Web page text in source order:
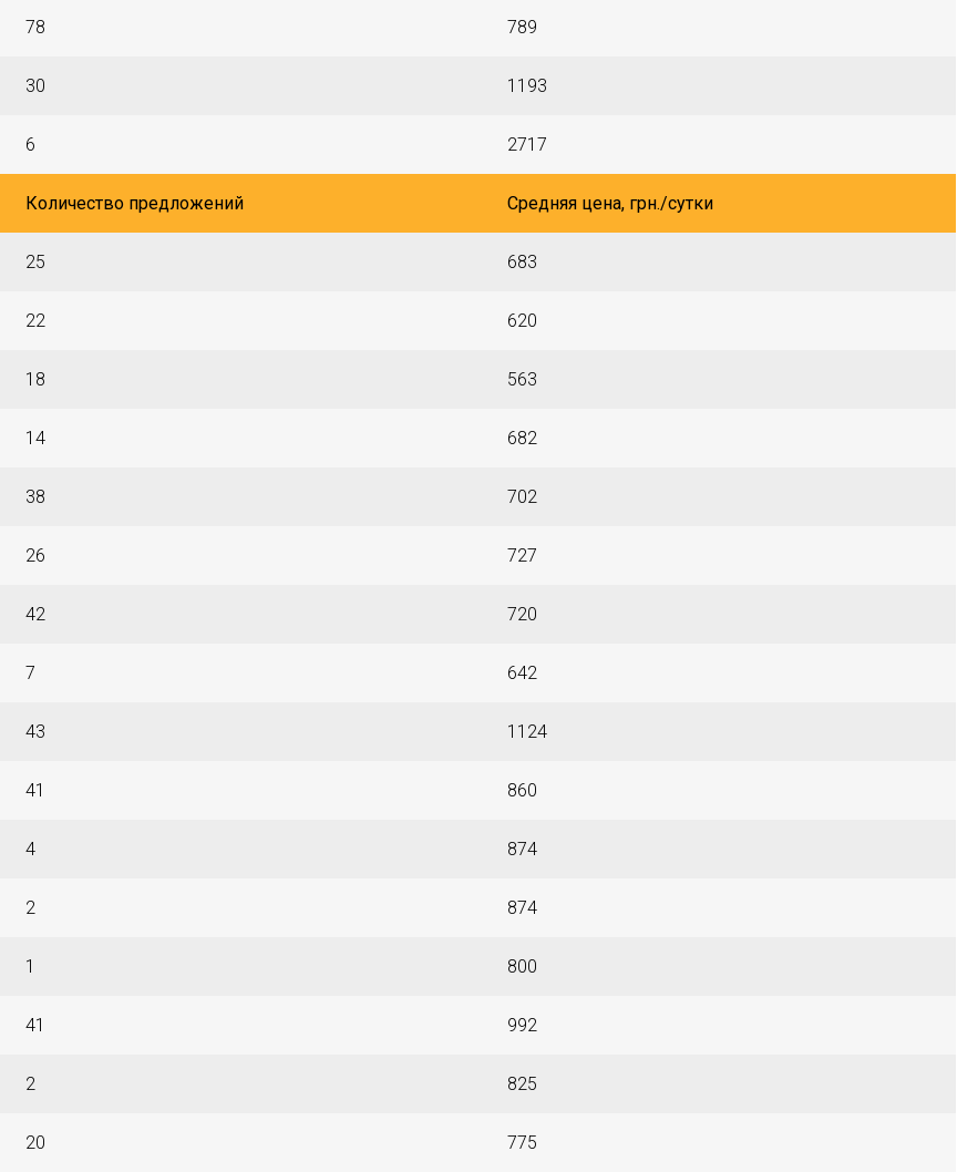
78 789
30 1193
6 2717
Количество предложений Средняя цена, грн./сутки
25 683
22 620
18 563
14 682
38 702
26 727
42 720
7 642
43 1124
41 860
4 874
2 874
1 800
41 992
2 825
20 775